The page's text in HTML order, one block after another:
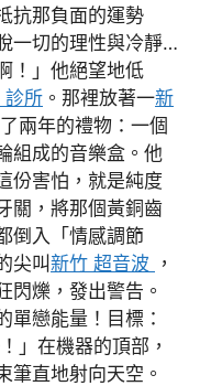
抗那負面的運勢
一切的理性與冷靜…
！」他絕望地低
診所 。那裡放著一新
兩年的禮物：一個
組成的音樂盒。他
份害怕，就是純度
關，將那個黃銅齒
倒入「情感調節
尖叫新竹 超音波 ，
閃爍，發出警告。
單戀能量！目標：
」在機器的頂部，
筆直地射向天空。